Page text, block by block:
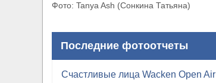
Фото: Tanya Ash (Сонкина Татьяна)
Последние фотоотчеты
Счастливые лица Wacken Open Air